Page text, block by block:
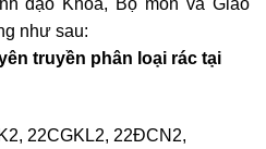
đạo Khoa, Bộ môn và Giáo
như sau:
truyền phân loại rác tại
22CGKL2, 22ĐCN2,